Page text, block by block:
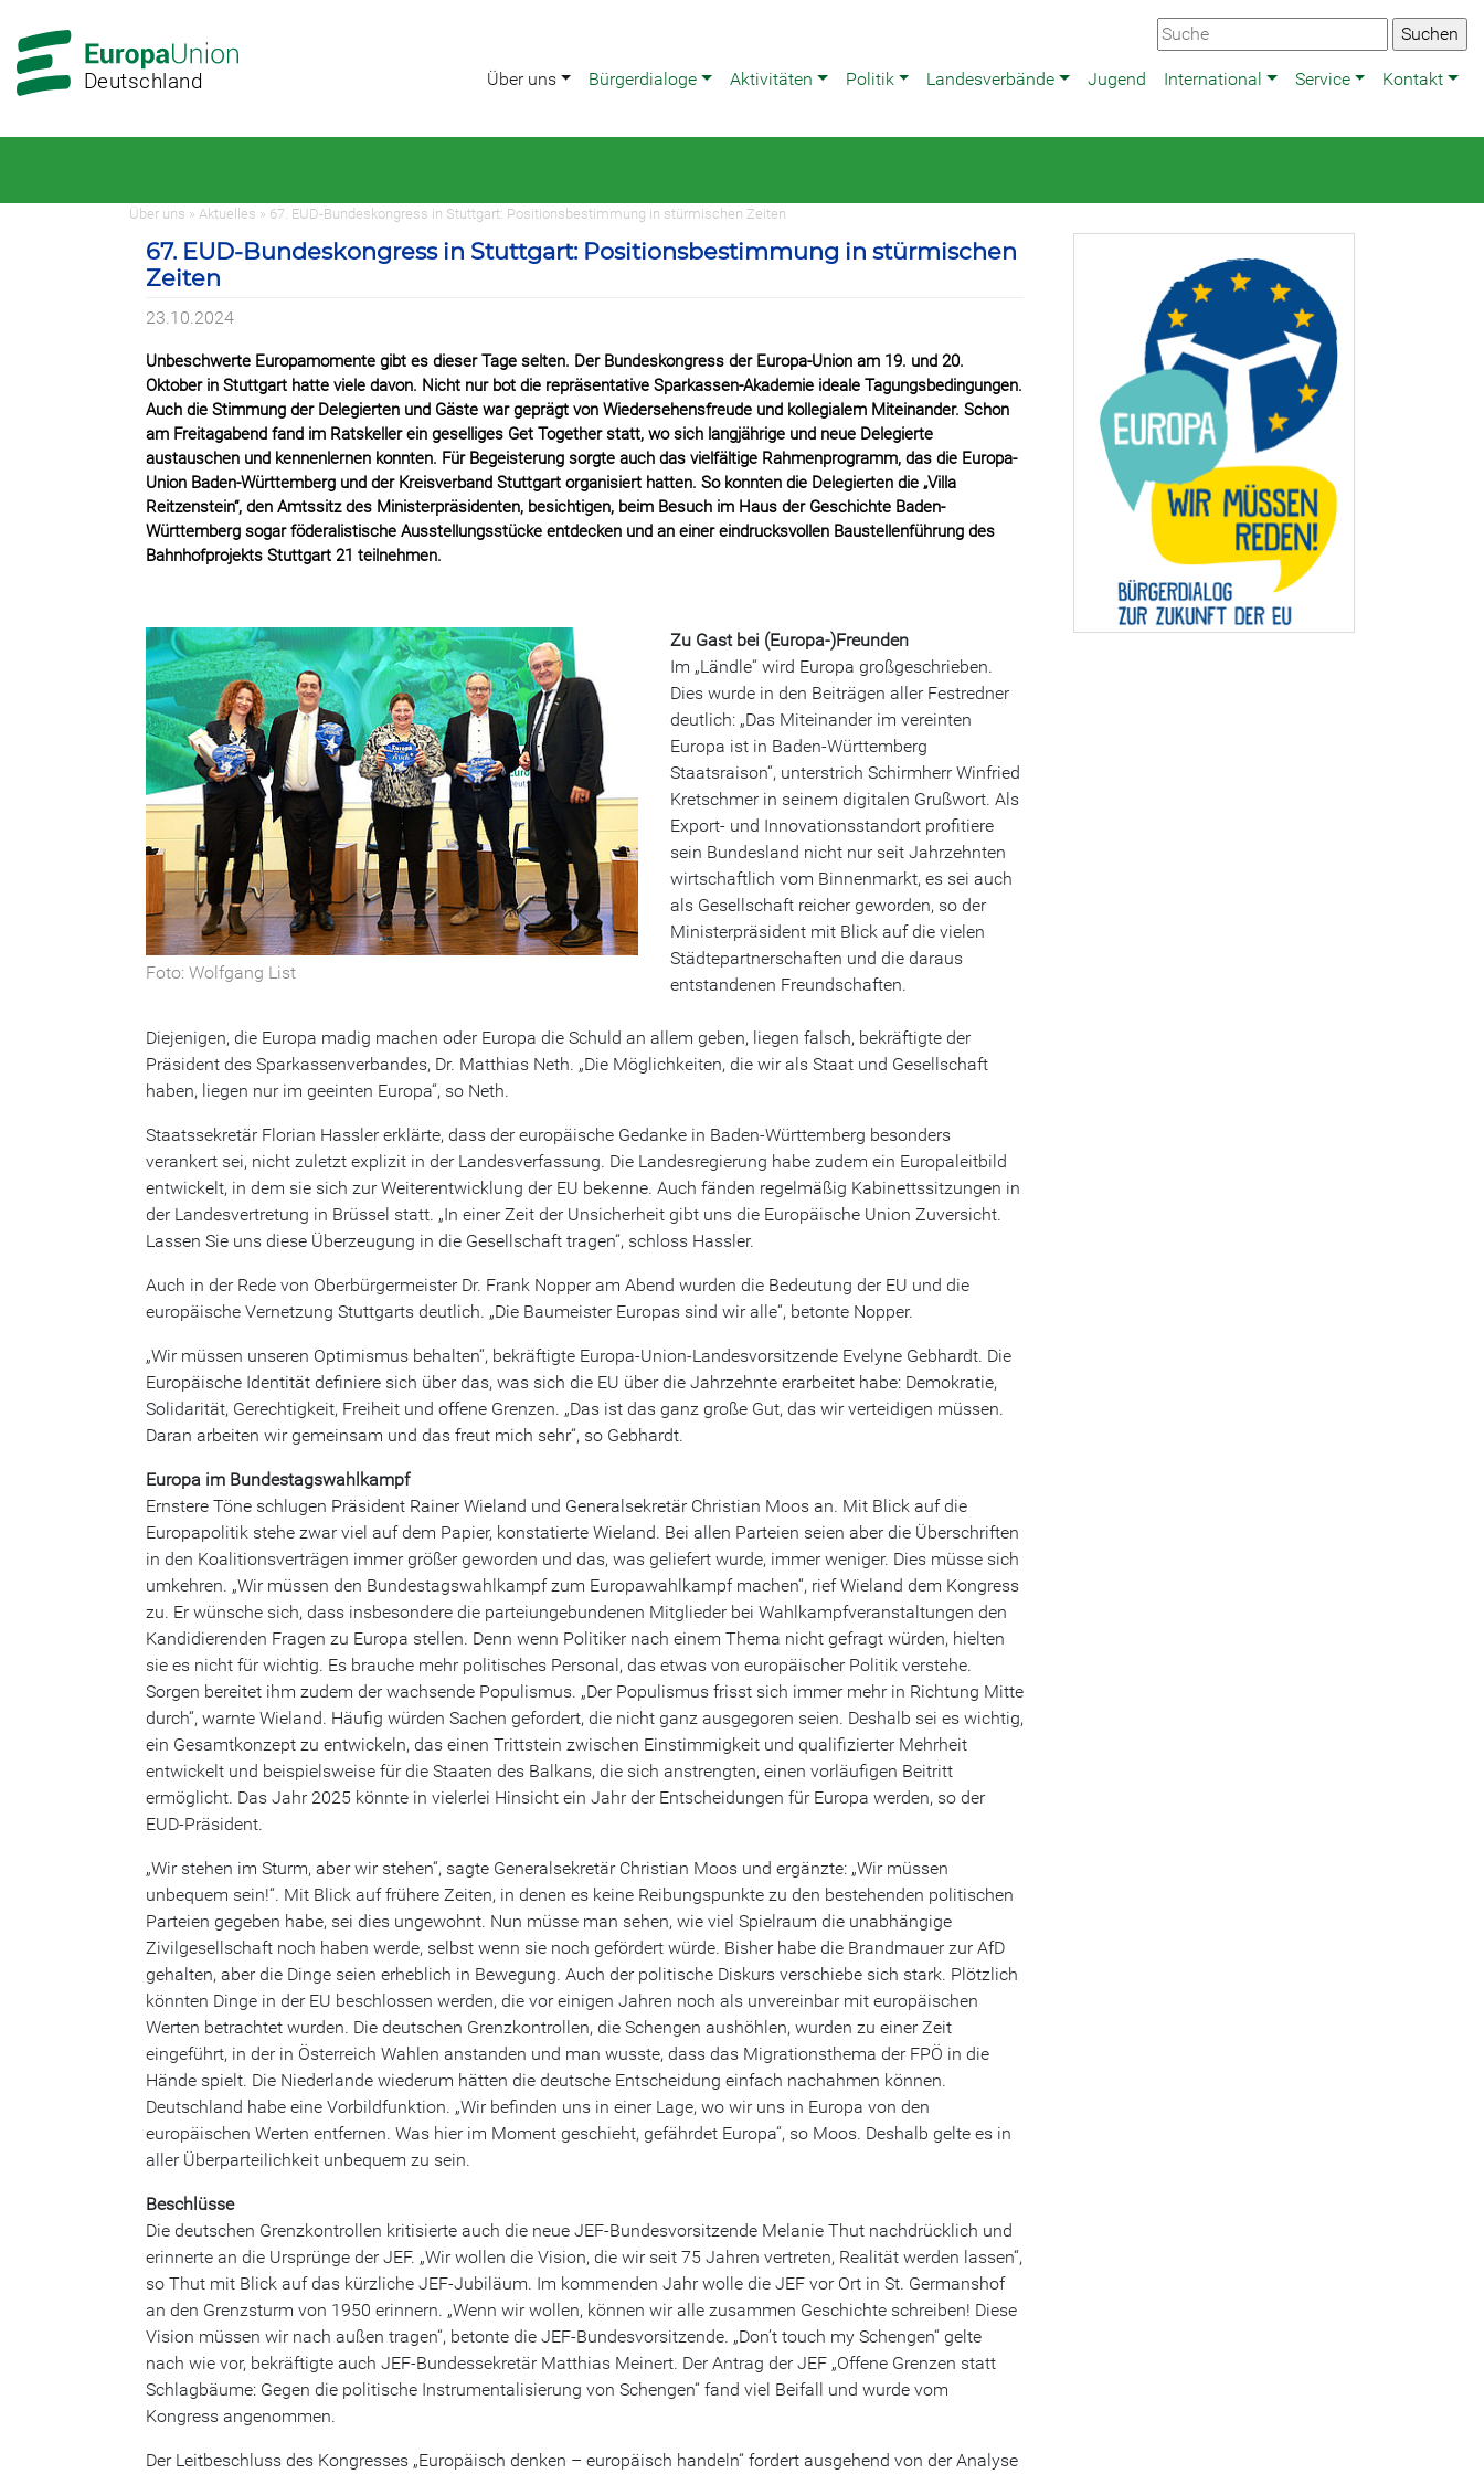
Hauptnavigation
Hauptbereich
Deutschland Über uns Bürgerdialoge Aktivitäten Politik Landesverbände Jugend International Service Kontakt
Über uns » Aktuelles » 67. EUD-Bundeskongress in Stuttgart: Positionsbestimmung in stürmischen Zeiten
67. EUD-Bundeskongress in Stuttgart: Positionsbestimmung in stürmischen
Zeiten
23.10.2024
Unbeschwerte Europamomente gibt es dieser Tage selten. Der Bundeskongress der Europa-Union am 19. und 20.
Oktober in Stuttgart hatte viele davon. Nicht nur bot die repräsentative Sparkassen-Akademie ideale Tagungsbedingungen.
Auch die Stimmung der Delegierten und Gäste war geprägt von Wiedersehensfreude und kollegialem Miteinander. Schon
am Freitagabend fand im Ratskeller ein geselliges Get Together statt, wo sich langjährige und neue Delegierte
austauschen und kennenlernen konnten. Für Begeisterung sorgte auch das vielfältige Rahmenprogramm, das die Europa-
Union Baden-Württemberg und der Kreisverband Stuttgart organisiert hatten. So konnten die Delegierten die „Villa
Reitzenstein“, den Amtssitz des Ministerpräsidenten, besichtigen, beim Besuch im Haus der Geschichte Baden-
Württemberg sogar föderalistische Ausstellungsstücke entdecken und an einer eindrucksvollen Baustellenführung des
Bahnhofprojekts Stuttgart 21 teilnehmen.
Foto: Wolfgang List
Zu Gast bei (Europa-)Freunden
Im „Ländle“ wird Europa großgeschrieben.
Dies wurde in den Beiträgen aller Festredner
deutlich: „Das Miteinander im vereinten
Europa ist in Baden-Württemberg
Staatsraison“, unterstrich Schirmherr Winfried
Kretschmer in seinem digitalen Grußwort. Als
Export- und Innovationsstandort profitiere
sein Bundesland nicht nur seit Jahrzehnten
wirtschaftlich vom Binnenmarkt, es sei auch
als Gesellschaft reicher geworden, so der
Ministerpräsident mit Blick auf die vielen
Städtepartnerschaften und die daraus
entstandenen Freundschaften.
Diejenigen, die Europa madig machen oder Europa die Schuld an allem geben, liegen falsch, bekräftigte der
Präsident des Sparkassenverbandes, Dr. Matthias Neth. „Die Möglichkeiten, die wir als Staat und Gesellschaft
haben, liegen nur im geeinten Europa“, so Neth.
Staatssekretär Florian Hassler erklärte, dass der europäische Gedanke in Baden-Württemberg besonders
verankert sei, nicht zuletzt explizit in der Landesverfassung. Die Landesregierung habe zudem ein Europaleitbild
entwickelt, in dem sie sich zur Weiterentwicklung der EU bekenne. Auch fänden regelmäßig Kabinettssitzungen in
der Landesvertretung in Brüssel statt. „In einer Zeit der Unsicherheit gibt uns die Europäische Union Zuversicht.
Lassen Sie uns diese Überzeugung in die Gesellschaft tragen“, schloss Hassler.
Auch in der Rede von Oberbürgermeister Dr. Frank Nopper am Abend wurden die Bedeutung der EU und die
europäische Vernetzung Stuttgarts deutlich. „Die Baumeister Europas sind wir alle“, betonte Nopper.
„Wir müssen unseren Optimismus behalten“, bekräftigte Europa-Union-Landesvorsitzende Evelyne Gebhardt. Die
Europäische Identität definiere sich über das, was sich die EU über die Jahrzehnte erarbeitet habe: Demokratie,
Solidarität, Gerechtigkeit, Freiheit und offene Grenzen. „Das ist das ganz große Gut, das wir verteidigen müssen.
Daran arbeiten wir gemeinsam und das freut mich sehr“, so Gebhardt.
Europa im Bundestagswahlkampf
Ernstere Töne schlugen Präsident Rainer Wieland und Generalsekretär Christian Moos an. Mit Blick auf die
Europapolitik stehe zwar viel auf dem Papier, konstatierte Wieland. Bei allen Parteien seien aber die Überschriften
in den Koalitionsverträgen immer größer geworden und das, was geliefert wurde, immer weniger. Dies müsse sich
umkehren. „Wir müssen den Bundestagswahlkampf zum Europawahlkampf machen“, rief Wieland dem Kongress
zu. Er wünsche sich, dass insbesondere die parteiungebundenen Mitglieder bei Wahlkampfveranstaltungen den
Kandidierenden Fragen zu Europa stellen. Denn wenn Politiker nach einem Thema nicht gefragt würden, hielten
sie es nicht für wichtig. Es brauche mehr politisches Personal, das etwas von europäischer Politik verstehe.
Sorgen bereitet ihm zudem der wachsende Populismus. „Der Populismus frisst sich immer mehr in Richtung Mitte
durch“, warnte Wieland. Häufig würden Sachen gefordert, die nicht ganz ausgegoren seien. Deshalb sei es wichtig,
ein Gesamtkonzept zu entwickeln, das einen Trittstein zwischen Einstimmigkeit und qualifizierter Mehrheit
entwickelt und beispielsweise für die Staaten des Balkans, die sich anstrengten, einen vorläufigen Beitritt
ermöglicht. Das Jahr 2025 könnte in vielerlei Hinsicht ein Jahr der Entscheidungen für Europa werden, so der
EUD-Präsident.
„Wir stehen im Sturm, aber wir stehen“, sagte Generalsekretär Christian Moos und ergänzte: „Wir müssen
unbequem sein!“. Mit Blick auf frühere Zeiten, in denen es keine Reibungspunkte zu den bestehenden politischen
Parteien gegeben habe, sei dies ungewohnt. Nun müsse man sehen, wie viel Spielraum die unabhängige
Zivilgesellschaft noch haben werde, selbst wenn sie noch gefördert würde. Bisher habe die Brandmauer zur AfD
gehalten, aber die Dinge seien erheblich in Bewegung. Auch der politische Diskurs verschiebe sich stark. Plötzlich
könnten Dinge in der EU beschlossen werden, die vor einigen Jahren noch als unvereinbar mit europäischen
Werten betrachtet wurden. Die deutschen Grenzkontrollen, die Schengen aushöhlen, wurden zu einer Zeit
eingeführt, in der in Österreich Wahlen anstanden und man wusste, dass das Migrationsthema der FPÖ in die
Hände spielt. Die Niederlande wiederum hätten die deutsche Entscheidung einfach nachahmen können.
Deutschland habe eine Vorbildfunktion. „Wir befinden uns in einer Lage, wo wir uns in Europa von den
europäischen Werten entfernen. Was hier im Moment geschieht, gefährdet Europa“, so Moos. Deshalb gelte es in
aller Überparteilichkeit unbequem zu sein.
Beschlüsse
Die deutschen Grenzkontrollen kritisierte auch die neue JEF-Bundesvorsitzende Melanie Thut nachdrücklich und
erinnerte an die Ursprünge der JEF. „Wir wollen die Vision, die wir seit 75 Jahren vertreten, Realität werden lassen“,
so Thut mit Blick auf das kürzliche JEF-Jubiläum. Im kommenden Jahr wolle die JEF vor Ort in St. Germanshof
an den Grenzsturm von 1950 erinnern. „Wenn wir wollen, können wir alle zusammen Geschichte schreiben! Diese
Vision müssen wir nach außen tragen“, betonte die JEF-Bundesvorsitzende. „Don’t touch my Schengen“ gelte
nach wie vor, bekräftigte auch JEF-Bundessekretär Matthias Meinert. Der Antrag der JEF „Offene Grenzen statt
Schlagbäume: Gegen die politische Instrumentalisierung von Schengen“ fand viel Beifall und wurde vom
Kongress angenommen.
Der Leitbeschluss des Kongresses „Europäisch denken – europäisch handeln“ fordert ausgehend von der Analyse